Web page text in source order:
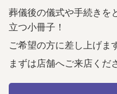
葬儀後の儀式や手続きを
立つ小冊子！
ご希望の方に差し上げます
まずは店舗へご来店くだ